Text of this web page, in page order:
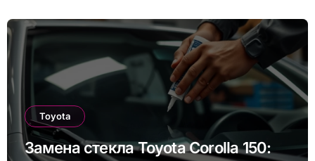
Toyota
Замена стекла Toyota Corolla 150: